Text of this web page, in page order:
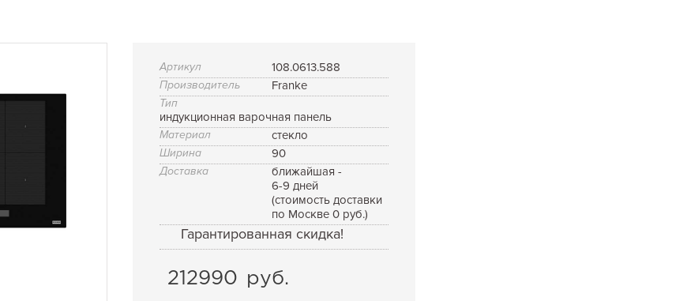
Артикул 108.0613.588
Производитель Franke
Тип
индукционная варочная панель
Материал стекло
Ширина 90
Доставка
ближайшая -
6-9 дней
(стоимость доставки
по Москве 0 руб.)
Гарантированная скидка!
212990 руб.